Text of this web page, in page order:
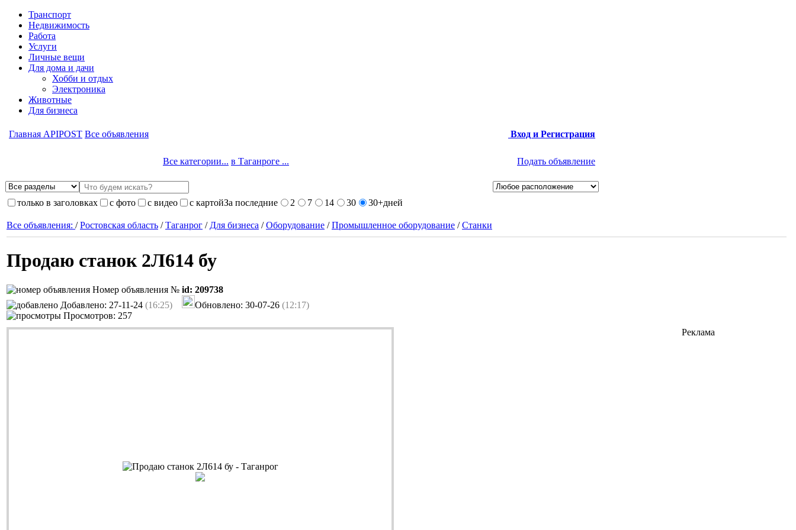
Транспорт
Недвижимость
Работа
Услуги
Личные вещи
Для дома и дачи
Хобби и отдых
Электроника
Животные
Для бизнеса
Главная APIPOST Все объявления Вход и Регистрация
Все категории... в Таганроге ... Подать объявление
только в заголовках с фото с видео с картойЗа последние 2 7 14 30 30+дней
Все объявления: /Ростовская область /Таганрог / Для бизнеса /Оборудование /Промышленное оборудование /Станки
Продаю станок 2Л614 бу
Номер объявления № id: 209738
Добавлено: 27-11-24 (16:25) Обновлено: 30-07-26 (12:17)
Просмотров: 257
Реклама